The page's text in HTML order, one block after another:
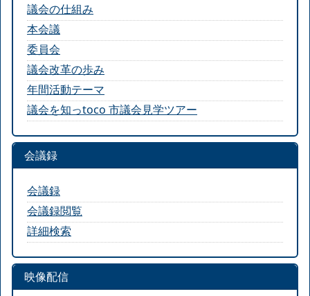
議会の仕組み
本会議
委員会
議会改革の歩み
年間活動テーマ
議会を知っtoco 市議会見学ツアー
会議録
会議録
会議録閲覧
詳細検索
映像配信